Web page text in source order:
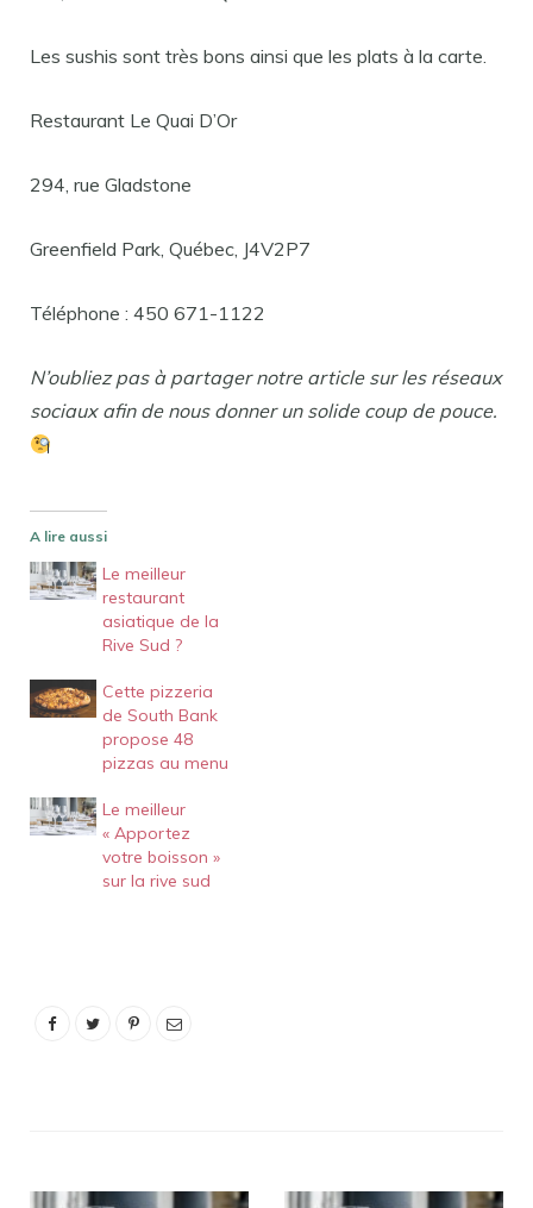
Les sushis sont très bons ainsi que les plats à la carte.
Restaurant Le Quai D’Or
294, rue Gladstone
Greenfield Park, Québec, J4V2P7
Téléphone : 450 671-1122
N’oubliez pas à partager notre article sur les réseaux
sociaux afin de nous donner un solide coup de pouce.
A lire aussi
Le meilleur
restaurant
asiatique de la
Rive Sud ?
Cette pizzeria
de South Bank
propose 48
pizzas au menu
Le meilleur
« Apportez
votre boisson »
sur la rive sud